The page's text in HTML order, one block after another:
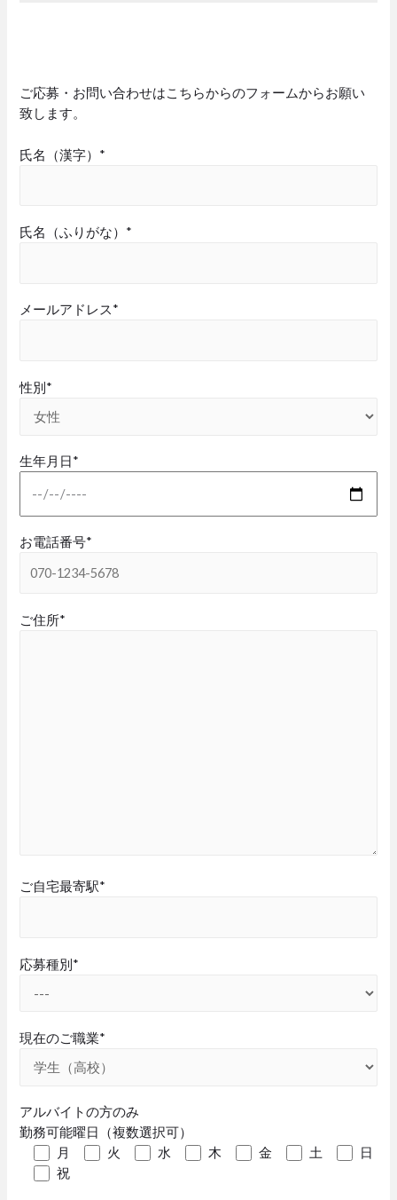
ご応募・お問い合わせはこちらからのフォームからお願い
致します。
氏名（漢字）*
氏名（ふりがな）*
メールアドレス*
性別*
生年月日*
お電話番号*
ご住所*
ご自宅最寄駅*
応募種別*
現在のご職業*
アルバイトの方のみ
勤務可能曜日（複数選択可）
月
火 水 木 金 土
日
祝